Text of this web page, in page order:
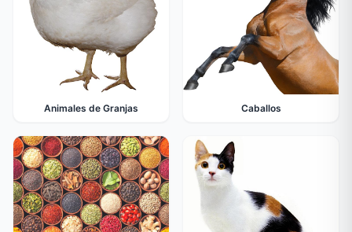
Animales de Granjas Caballos